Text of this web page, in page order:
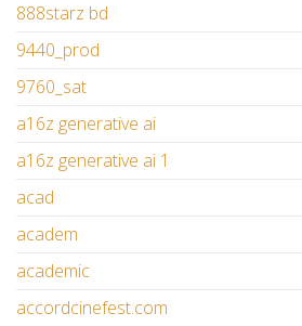
888starz bd
9440_prod
9760_sat
a16z generative ai
a16z generative ai 1
acad
academ
academic
accordcinefest.com